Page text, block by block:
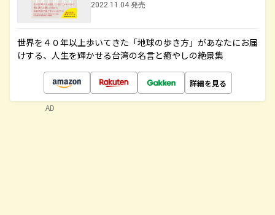
2022.11.04 発売
世界を４０年以上歩いてきた「地球の歩き方」があなたにお届
けする、人生を輝かせる台湾の名言と癒やしの絶景集
詳細を見る
AD